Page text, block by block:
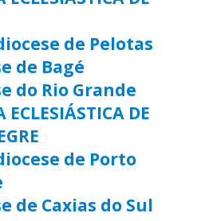
de Pelotas
de Bagé
do Rio Grande
ECLESIÁSTICA DE
de Porto
de Caxias do Sul